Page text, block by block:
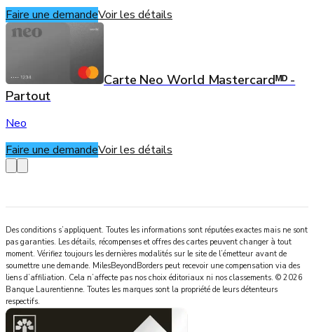
Faire une demandeVoir les détails
Carte Neo World Mastercardᴹᴰ -
Partout
Neo
Faire une demandeVoir les détails
Des conditions s’appliquent. Toutes les informations sont réputées exactes mais ne sont
pas garanties. Les détails, récompenses et offres des cartes peuvent changer à tout
moment. Vérifiez toujours les dernières modalités sur le site de l’émetteur avant de
soumettre une demande. MilesBeyondBorders peut recevoir une compensation via des
liens d’affiliation. Cela n’affecte pas nos choix éditoriaux ni nos classements. © 2026
Banque Laurentienne. Toutes les marques sont la propriété de leurs détenteurs
respectifs.